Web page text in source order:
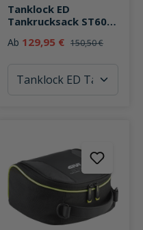
Tanklock ED
Tankrucksack ST605
Ab 129,95 € 150,50 €